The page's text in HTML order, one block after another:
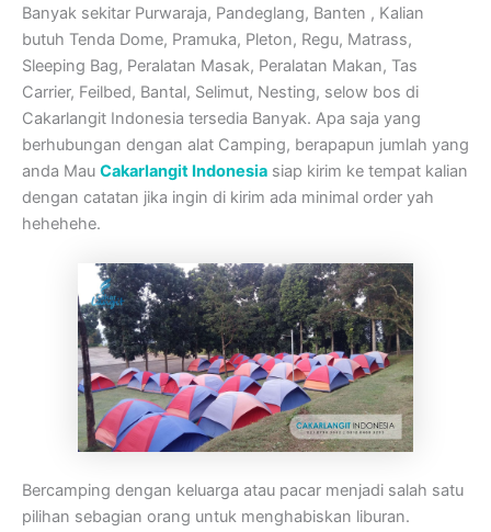
Banyak sekitar Purwaraja, Pandeglang, Banten , Kalian
butuh Tenda Dome, Pramuka, Pleton, Regu, Matrass,
Sleeping Bag, Peralatan Masak, Peralatan Makan, Tas
Carrier, Feilbed, Bantal, Selimut, Nesting, selow bos di
Cakarlangit Indonesia tersedia Banyak. Apa saja yang
berhubungan dengan alat Camping, berapapun jumlah yang
anda Mau Cakarlangit Indonesia siap kirim ke tempat kalian
dengan catatan jika ingin di kirim ada minimal order yah
hehehehe.
Bercamping dengan keluarga atau pacar menjadi salah satu
pilihan sebagian orang untuk menghabiskan liburan.